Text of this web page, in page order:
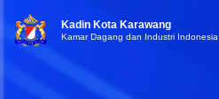
Kadin Kota Karawang
Kamar Dagang dan Industri Indonesia